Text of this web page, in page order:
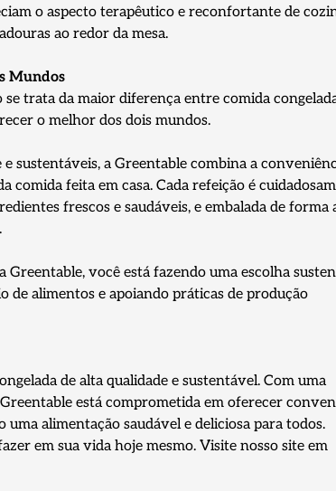
o aspecto terapêutico e reconfortante de
ao redor da mesa.
Mundos
se trata da maior diferença entre comida
o melhor dos dois mundos.
sustentáveis, a Greentable combina a
comida feita em casa. Cada refeição é
frescos e saudáveis, e embalada de forma
Greentable, você está fazendo uma escolha
de alimentos e apoiando práticas de produção
de alta qualidade e sustentável. Com uma
está comprometida em oferecer
alimentação saudável e deliciosa para todos.
em sua vida hoje mesmo. Visite nosso site em